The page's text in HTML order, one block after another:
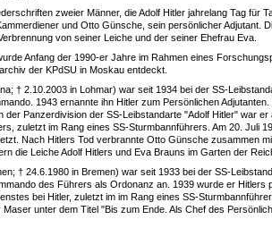
zweier Männer, die Adolf Hitler jahrelang Tag für
und Otto Günsche, sein persönlicher Adjutant.
von seiner Leiche und der seiner Ehefrau Eva.
Anfang der 1990-er Jahre im Rahmen eines
der KPdSU in Moskau entdeckt.
† 2.10.2003 in Lohmar) war seit 1934 bei der SS-
1943 ernannte ihn Hitler zum Persönlichen
der Panzerdivision der SS-Leibstandarte "Adolf Hitler" war er
zuletzt im Rang eines SS-Sturmbannführers. Am 20. Juli
Nach Hitlers Tod verbrannte Otto Günsche zusammen
die Leiche Adolf Hitlers und Eva Brauns im Garten der
† 24.6.1980 in Bremen) war seit 1933 bei der SS-
des Führers als Ordonanz an. 1939 wurde er Hitlers
bei Hitler, zuletzt im im Rang eines SS-
unter dem Titel "Bis zum Ende. Als Chef des